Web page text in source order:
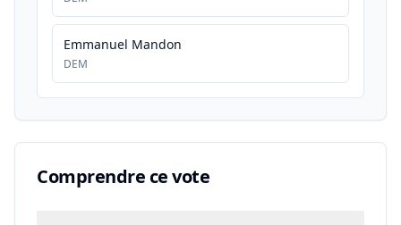
Emmanuel Mandon
DEM
Comprendre ce vote